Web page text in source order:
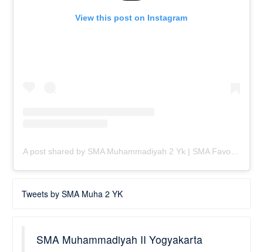
View this post on Instagram
A post shared by SMA Muhammadiyah 2 Yk | SMA Favorit Jogja (@smamuhayogya)
Tweets by SMA Muha 2 YK
SMA Muhammadiyah II Yogyakarta